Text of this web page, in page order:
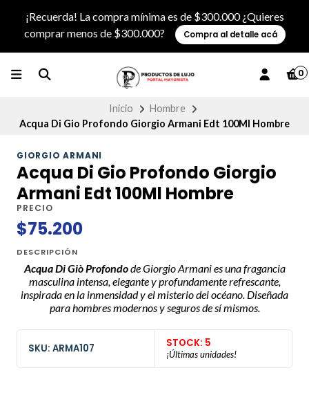
¡Recuerda! La compra mínima es de $300.000 ¿Quieres
comprar menos de $300.000?
Compra al detalle acá
0
Inicio
Hombre
Acqua Di Gio Profondo Giorgio Armani Edt 100Ml Hombre
GIORGIO ARMANI
Acqua Di Gio Profondo Giorgio
Armani Edt 100Ml Hombre
PRECIO
$75.200
DESCRIPCIÓN
Acqua Di Giò Profondode Giorgio Armani es una fragancia
masculina intensa, elegante y profundamente refrescante,
inspirada en la inmensidad y el misterio del océano. Diseñada
para hombres modernos y seguros de sí mismos.
SKU: ARMA107 STOCK: 5
¡Últimas unidades!